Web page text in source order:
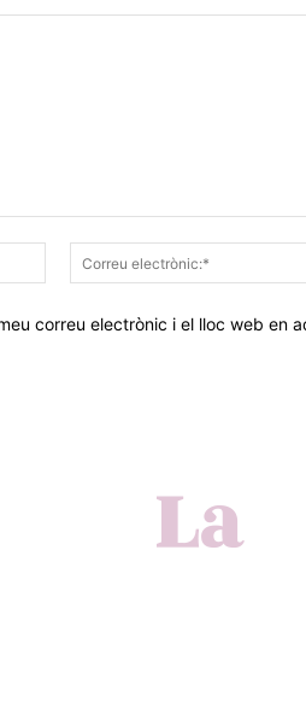
Nom:*
correu electrònic i el lloc web en